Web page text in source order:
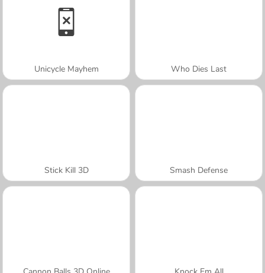
Unicycle Mayhem Who Dies Last
Stick Kill 3D Smash Defense